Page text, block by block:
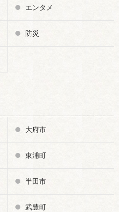
エンタメ
防災
大府市
東浦町
半田市
武豊町